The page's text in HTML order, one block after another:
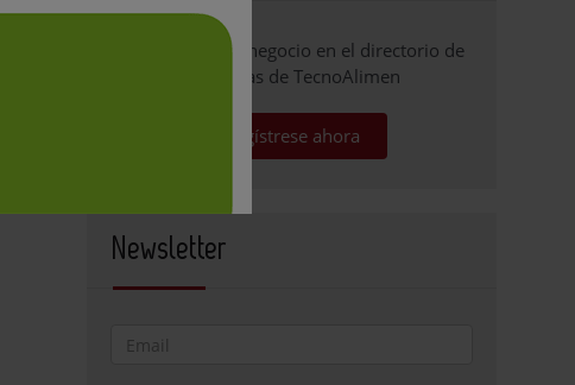
Promocione su negocio en el directorio de
empresas de TecnoAlimen
Regístrese ahora
Newsletter